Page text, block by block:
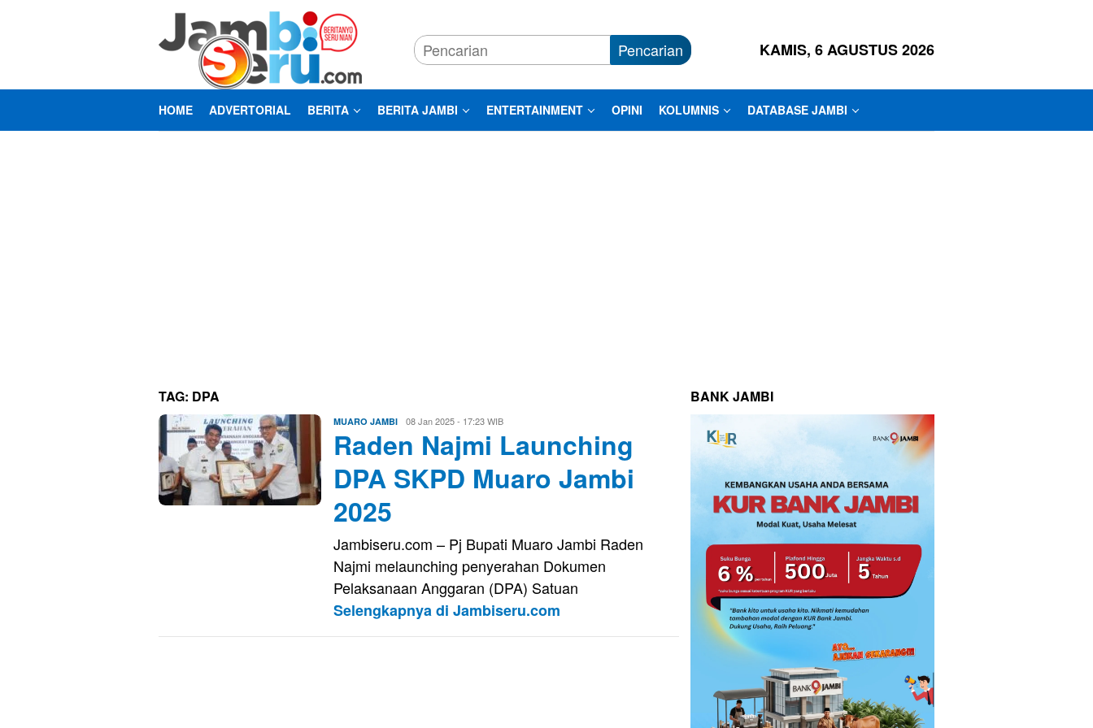
Pencarian KAMIS, 6 AGUSTUS 2026
HOME ADVERTORIAL BERITA BERITA JAMBI ENTERTAINMENT OPINI KOLUMNIS DATABASE JAMBI
TAG: DPA
MUARO JAMBI Rahmadhoni
08 Jan 2025 - 17:23 WIB
Raden Najmi Launching
DPA SKPD Muaro Jambi
2025
Jambiseru.com – Pj Bupati Muaro Jambi Raden
Najmi melaunching penyerahan Dokumen
Pelaksanaan Anggaran (DPA) Satuan
Selengkapnya di Jambiseru.com
BANK JAMBI